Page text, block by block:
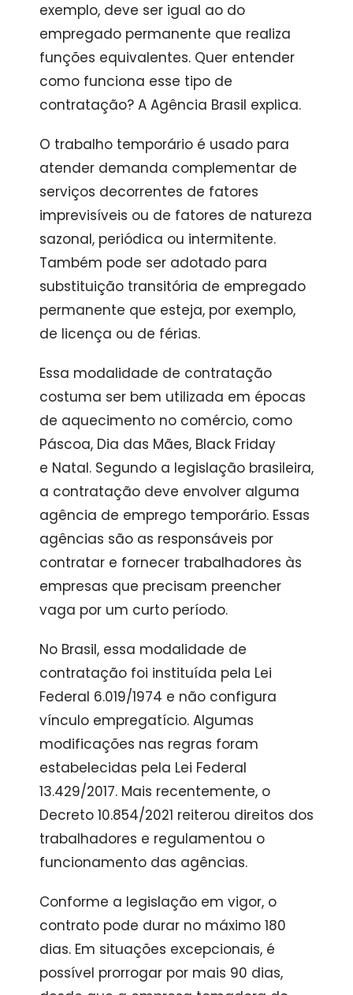
exemplo, deve ser igual ao do
empregado permanente que realiza
funções equivalentes. Quer entender
como funciona esse tipo de
contratação? A Agência Brasil explica.
O trabalho temporário é usado para
atender demanda complementar de
serviços decorrentes de fatores
imprevisíveis ou de fatores de natureza
sazonal, periódica ou intermitente.
Também pode ser adotado para
substituição transitória de empregado
permanente que esteja, por exemplo,
de licença ou de férias.
Essa modalidade de contratação
costuma ser bem utilizada em épocas
de aquecimento no comércio, como
Páscoa, Dia das Mães, Black Friday
e Natal. Segundo a legislação brasileira,
a contratação deve envolver alguma
agência de emprego temporário. Essas
agências são as responsáveis por
contratar e fornecer trabalhadores às
empresas que precisam preencher
vaga por um curto período.
No Brasil, essa modalidade de
contratação foi instituída pela Lei
Federal 6.019/1974 e não configura
vínculo empregatício. Algumas
modificações nas regras foram
estabelecidas pela Lei Federal
13.429/2017. Mais recentemente, o
Decreto 10.854/2021 reiterou direitos dos
trabalhadores e regulamentou o
funcionamento das agências.
Conforme a legislação em vigor, o
contrato pode durar no máximo 180
dias. Em situações excepcionais, é
possível prorrogar por mais 90 dias,